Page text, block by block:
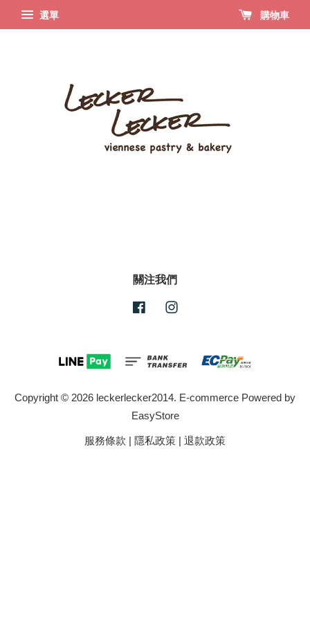
選單 購物車
關注我們
Facebook
Copyright © 2026 leckerlecker2014. E-commerce Powered by
EasyStore
服務條款 | 隱私政策 | 退款政策